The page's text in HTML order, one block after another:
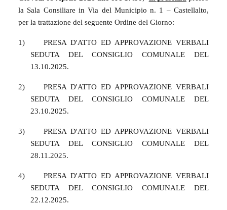
la Sala Consiliare in Via del Municipio n. 1 – Castellalto,
per la trattazione del seguente Ordine del Giorno:
1)
PRESA D'ATTO ED APPROVAZIONE VERBALI
SEDUTA DEL CONSIGLIO COMUNALE DEL
13.10.2025.
2)
PRESA D'ATTO ED APPROVAZIONE VERBALI
SEDUTA DEL CONSIGLIO COMUNALE DEL
23.10.2025.
3)
PRESA D'ATTO ED APPROVAZIONE VERBALI
SEDUTA DEL CONSIGLIO COMUNALE DEL
28.11.2025.
4)
PRESA D'ATTO ED APPROVAZIONE VERBALI
SEDUTA DEL CONSIGLIO COMUNALE DEL
22.12.2025.